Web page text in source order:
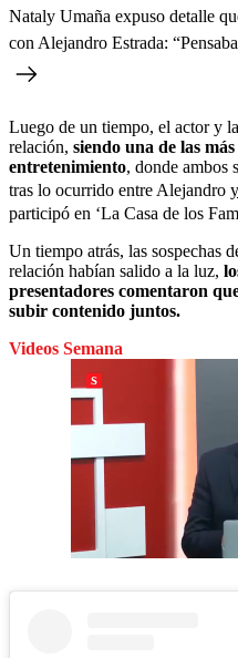
Nataly Umaña expuso detalle
con Alejandro Estrada:
Luego de un tiempo, el actor y
relación, siendo una de las
entretenimiento, donde ambos
tras lo ocurrido entre Alejandro
participó en ‘La Casa de los
Un tiempo atrás, las sospechas
relación habían salido a la luz,
presentadores comentaron
subir contenido juntos.
Videos Semana